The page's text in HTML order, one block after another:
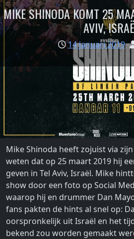
MIKE SHINODA KOMT 25
AVIV,
14 januari 2019
Mike Shinoda heeft zojuist via
weten dat op 25 maart 2019 hij
geven in Tel Aviv, Israël. Mike
show door een foto op Social
waarop hij en drummer Dan
fans pakten de hints al snel op:
oorspronkelijk uit Israël en het
bekend zou worden gemaakt